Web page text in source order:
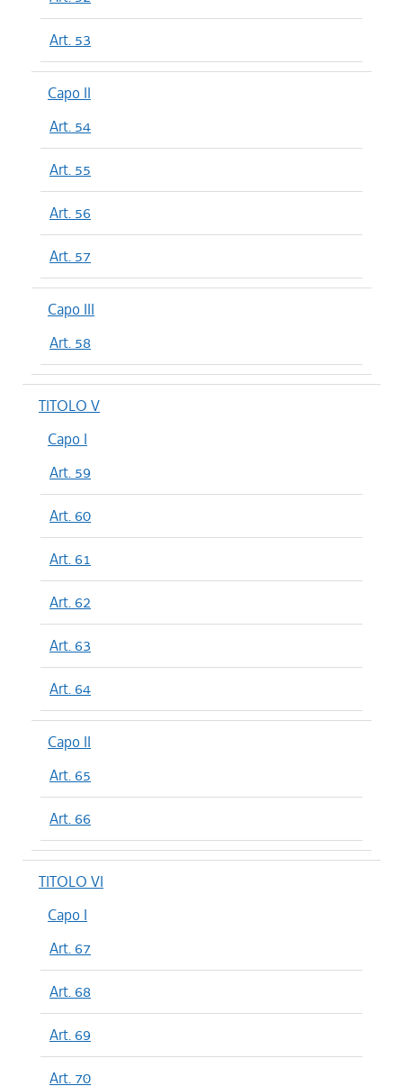
Art. 53
Capo II
Art. 54
Art. 55
Art. 56
Art. 57
Capo III
Art. 58
TITOLO V
Capo I
Art. 59
Art. 60
Art. 61
Art. 62
Art. 63
Art. 64
Capo II
Art. 65
Art. 66
TITOLO VI
Capo I
Art. 67
Art. 68
Art. 69
Art. 70